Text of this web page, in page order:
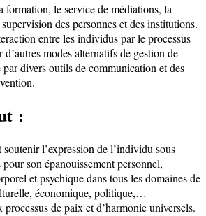
formation, le service de médiations, la
des personnes et des institutions.
entre les individus par le processus
modes alternatifs de gestion de
divers outils de communication et des
:
l’expression de l’individu sous
pour son épanouissement personnel,
et psychique dans tous les domaines de
économique, politique,…
de paix et d’harmonie universels.